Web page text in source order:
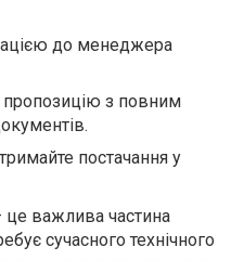
до менеджера
з повним
постачання у
це важлива частина
сучасного технічного